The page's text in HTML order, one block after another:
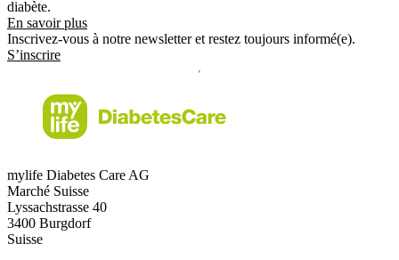
diabète.
En savoir plus
Inscrivez-vous à notre newsletter et restez toujours informé(e).
S’inscrire
mylife Diabetes Care AG
Marché Suisse
Lyssachstrasse 40
3400 Burgdorf
Suisse